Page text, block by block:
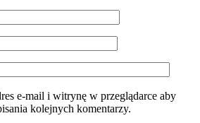
e-mail i witrynę w przeglądarce aby
kolejnych komentarzy.